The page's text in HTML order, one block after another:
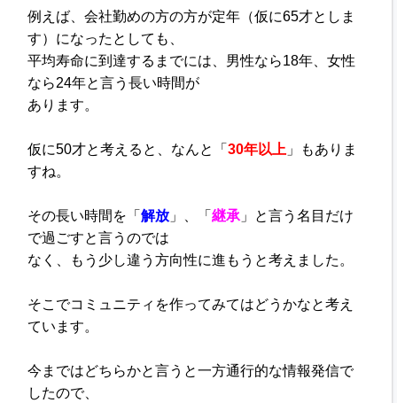
例えば、会社勤めの方の方が定年（仮に65才としま
す）になったとしても、
平均寿命に到達するまでには、男性なら18年、女性
なら24年と言う長い時間が
あります。
仮に50才と考えると、 なんと「30年以上 」もありま
すね。
その長い時間を「解放 」、「継承 」と言う名目だけ
で過ごすと言うのでは
なく、もう少し違う方向性に進もうと考えました。
そこでコミュニティを作ってみてはどうかなと考え
ています。
今まではどちらかと言うと一方通行的な情報発信で
したので、